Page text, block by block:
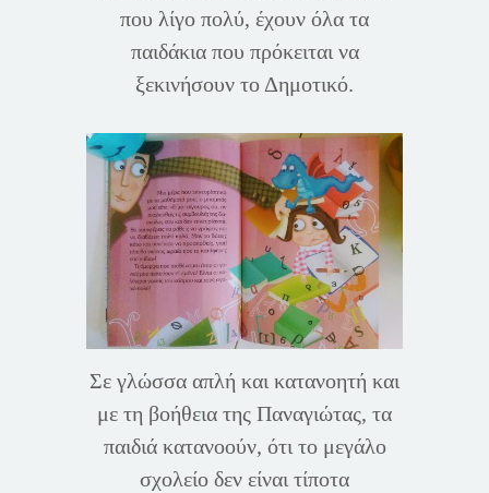
που λίγο πολύ, έχουν όλα τα
παιδάκια που πρόκειται να
ξεκινήσουν το Δημοτικό.
Σε γλώσσα απλή και κατανοητή και
με τη βοήθεια της Παναγιώτας, τα
παιδιά κατανοούν, ότι το μεγάλο
σχολείο δεν είναι τίποτα